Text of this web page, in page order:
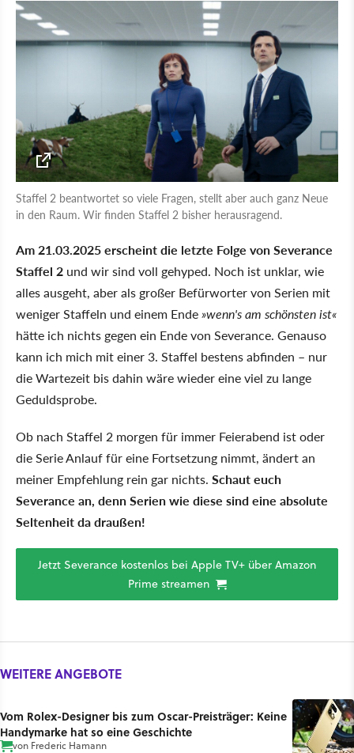
Staffel 2 beantwortet so viele Fragen, stellt aber auch ganz Neue
in den Raum. Wir finden Staffel 2 bisher herausragend.
Am 21.03.2025 erscheint die letzte Folge von Severance
Staffel 2 und wir sind voll gehyped. Noch ist unklar, wie
alles ausgeht, aber als großer Befürworter von Serien mit
weniger Staffeln und einem Ende»wenn's am schönsten ist«
hätte ich nichts gegen ein Ende von Severance. Genauso
kann ich mich mit einer 3. Staffel bestens abfinden – nur
die Wartezeit bis dahin wäre wieder eine viel zu lange
Geduldsprobe.
Ob nach Staffel 2 morgen für immer Feierabend ist oder
die Serie Anlauf für eine Fortsetzung nimmt, ändert an
meiner Empfehlung rein gar nichts. Schaut euch
Severance an, denn Serien wie diese sind eine absolute
Seltenheit da draußen!
Jetzt Severance kostenlos bei Apple TV+ über Amazon
Prime streamen
WEITERE ANGEBOTE
Vom Rolex-Designer bis zum Oscar-Preisträger: Keine
Handymarke hat so eine Geschichte
von Frederic Hamann